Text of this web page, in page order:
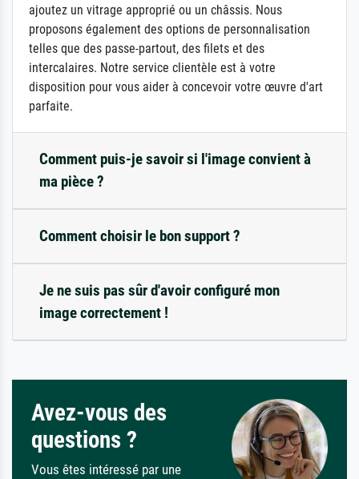
ajoutez un vitrage approprié ou un châssis. Nous
proposons également des options de personnalisation
telles que des passe-partout, des filets et des
intercalaires. Notre service clientèle est à votre
disposition pour vous aider à concevoir votre œuvre d'art
parfaite.
Comment puis-je savoir si l'image convient à
ma pièce ?
Comment choisir le bon support ?
Je ne suis pas sûr d'avoir configuré mon
image correctement !
Avez-vous des
questions ?
Vous êtes intéressé par une